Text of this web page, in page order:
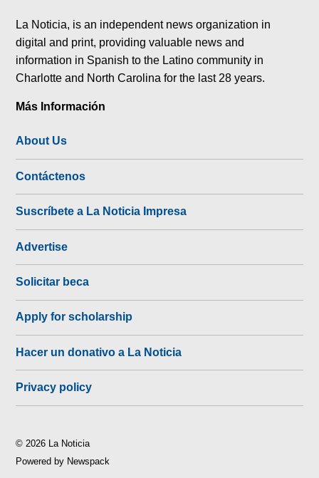
La Noticia, is an independent news organization in
digital and print, providing valuable news and
information in Spanish to the Latino community in
Charlotte and North Carolina for the last 28 years.
Más Información
About Us
Contáctenos
Suscríbete a La Noticia Impresa
Advertise
Solicitar beca
Apply for scholarship
Hacer un donativo a La Noticia
Privacy policy
© 2026 La Noticia
Powered by Newspack